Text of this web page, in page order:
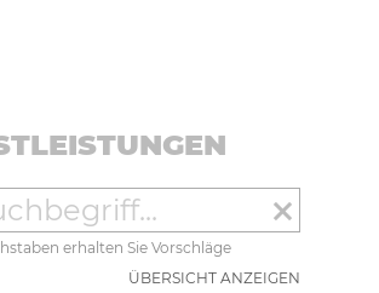
clear
erhalten Sie Vorschläge
ÜBERSICHT ANZEIGEN